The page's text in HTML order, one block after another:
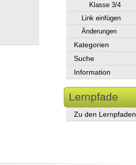
Klasse 3/4
Link einfügen
Änderungen
Kategorien
Suche
Information
Lernpfade
Zu den Lernpfaden